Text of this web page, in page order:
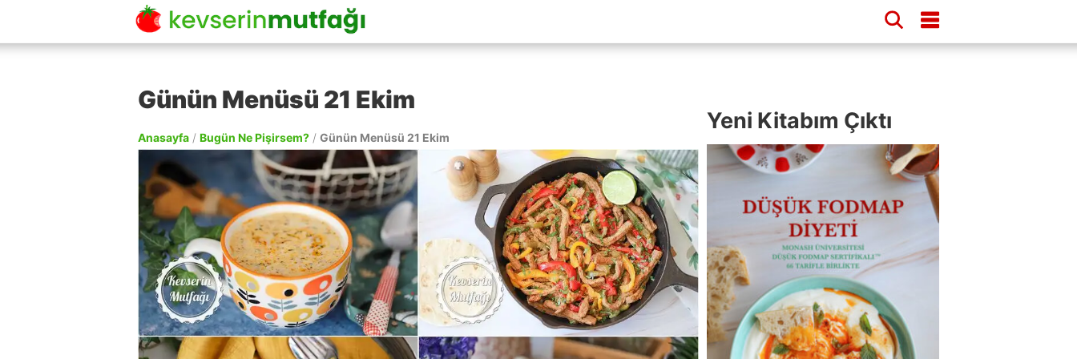
Günün Menüsü 21 Ekim
Anasayfa / Bugün Ne Pişirsem? / Günün Menüsü 21 Ekim
Yeni Kitabım Çıktı